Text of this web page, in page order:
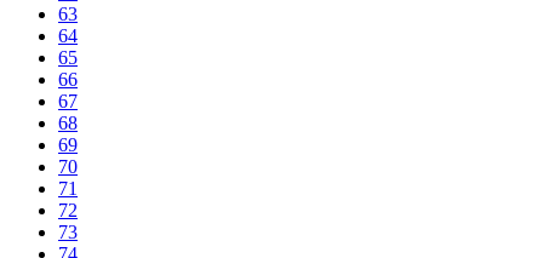
63
64
65
66
67
68
69
70
71
72
73
74